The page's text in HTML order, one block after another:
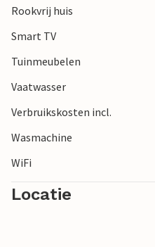
eilanden en ontdek de
zijn kale rotsen en
Rookvrij huis
Smart TV
Tuinmeubelen
Vaatwasser
Verbruikskosten incl.
Wasmachine
WiFi
Locatie